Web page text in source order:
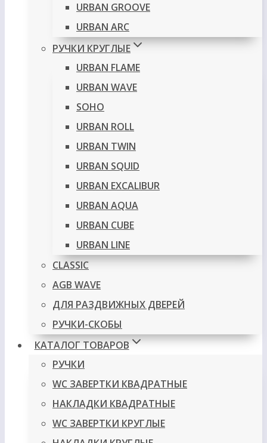
URBAN GROOVE
URBAN ARC
РУЧКИ КРУГЛЫЕ
URBAN FLAME
URBAN WAVE
SOHO
URBAN ROLL
URBAN TWIN
URBAN SQUID
URBAN EXCALIBUR
URBAN AQUA
URBAN CUBE
URBAN LINE
CLASSIC
AGB WAVE
ДЛЯ РАЗДВИЖНЫХ ДВЕРЕЙ
РУЧКИ-СКОБЫ
КАТАЛОГ ТОВАРОВ
РУЧКИ
WC ЗАВЕРТКИ КВАДРАТНЫЕ
НАКЛАДКИ КВАДРАТНЫЕ
WC ЗАВЕРТКИ КРУГЛЫЕ